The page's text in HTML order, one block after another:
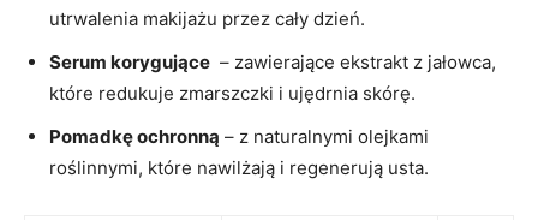
utrwalenia makijażu⁤ przez⁢ cały dzień.
Serum korygujące ⁣ – zawierające ekstrakt z jałowca,
które​ redukuje zmarszczki i⁤ ujędrnia skórę.
Pomadkę ochronną – ⁤z​ naturalnymi olejkami
⁤roślinnymi, które nawilżają ⁢i regenerują usta.